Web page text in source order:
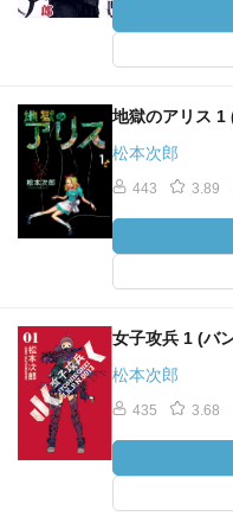
地獄のアリス 1
松本次郎
443 3.89
女子攻兵 1 (バ
松本次郎
435 3.68